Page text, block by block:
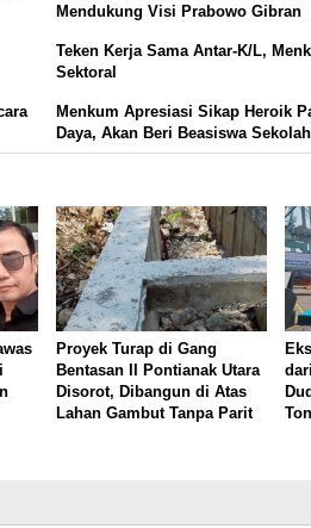
Mendukung Visi Prabowo Gibran
Teken Kerja Sama Antar-K/L,
Sektoral
Menkum Apresiasi Sikap Heroik
Daya, Akan Beri Beasiswa
Proyek Turap di Gang
Bentasan II Pontianak Utara
Disorot, Dibangun di Atas
Lahan Gambut Tanpa Parit